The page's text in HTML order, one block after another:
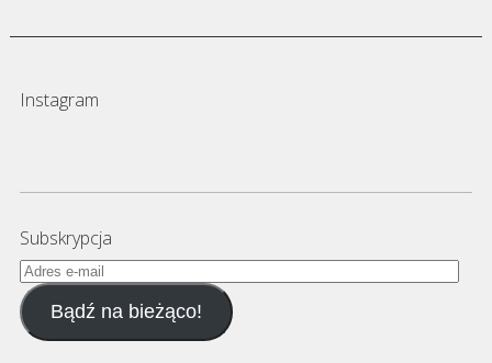
Instagram
Subskrypcja
Adres
e-
mailBądź na bieżąco!